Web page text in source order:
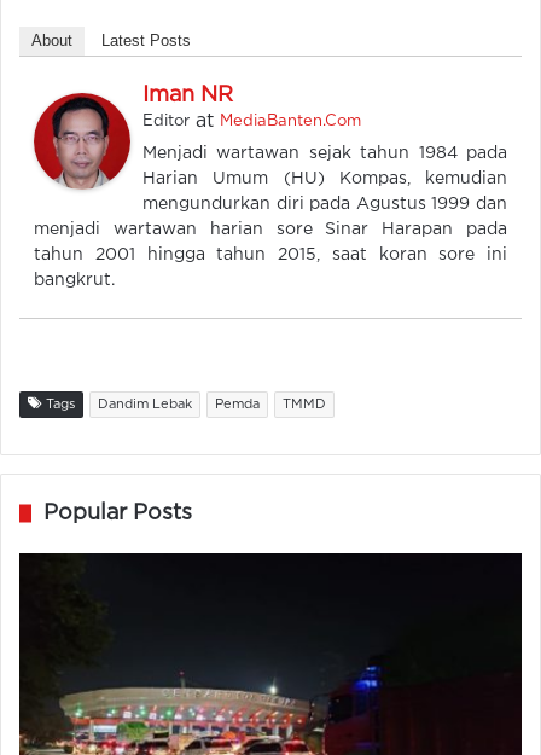
About Latest Posts
Iman NR
Editor at MediaBanten.Com
Menjadi wartawan sejak tahun 1984 pada
Harian Umum (HU) Kompas, kemudian
mengundurkan diri pada Agustus 1999 dan
menjadi wartawan harian sore Sinar Harapan pada
tahun 2001 hingga tahun 2015, saat koran sore ini
bangkrut.
Tags Dandim Lebak Pemda TMMD
Popular Posts